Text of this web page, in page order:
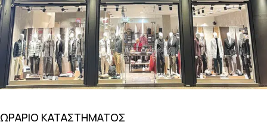
ΩΡΑΡΙΟ ΚΑΤΑΣΤΗΜΑΤΟΣ